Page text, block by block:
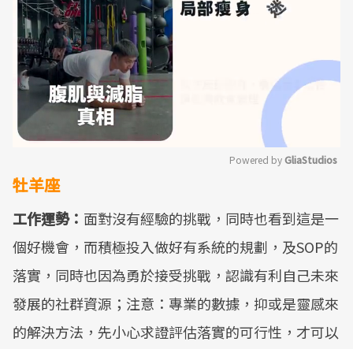
Powered by GliaStudios
牡羊座
工作運勢： 面對沒有經驗的挑戰，同時也看到這是一
個好機會，而積極投入做好有系統的規劃，及SOP的
落實，同時也因為勇於接受挑戰，認識有利自己未來
發展的社群資源；注意：專業的數據，抑或是靈感來
的解決方法，先小心求證評估落實的可行性，才可以